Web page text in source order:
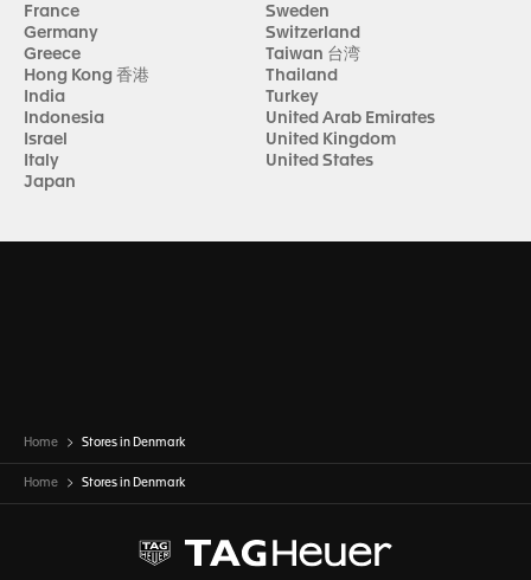
France
Germany
Greece
Hong Kong 香港
India
Indonesia
Israel
Italy
Japan
Sweden
Switzerland
Taiwan 台湾
Thailand
Turkey
United Arab Emirates
United Kingdom
United States
Home Stores in Denmark
Home Stores in Denmark